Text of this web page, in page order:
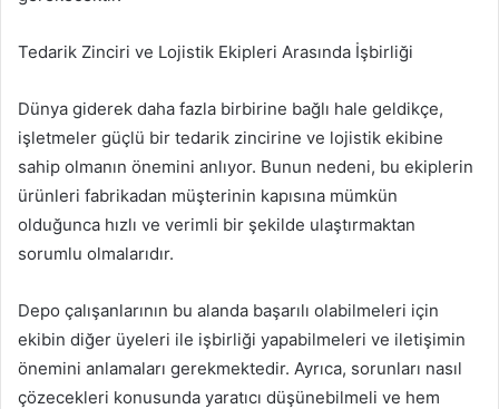
Tedarik Zinciri ve Lojistik Ekipleri Arasında İşbirliği
Dünya giderek daha fazla birbirine bağlı hale geldikçe,
işletmeler güçlü bir tedarik zincirine ve lojistik ekibine
sahip olmanın önemini anlıyor. Bunun nedeni, bu ekiplerin
ürünleri fabrikadan müşterinin kapısına mümkün
olduğunca hızlı ve verimli bir şekilde ulaştırmaktan
sorumlu olmalarıdır.
Depo çalışanlarının bu alanda başarılı olabilmeleri için
ekibin diğer üyeleri ile işbirliği yapabilmeleri ve iletişimin
önemini anlamaları gerekmektedir. Ayrıca, sorunları nasıl
çözecekleri konusunda yaratıcı düşünebilmeli ve hem